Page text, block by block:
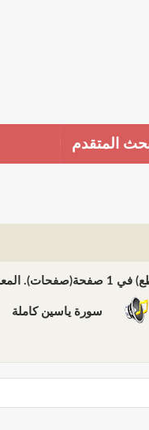
المتقدم
سورة ياسين كاملة